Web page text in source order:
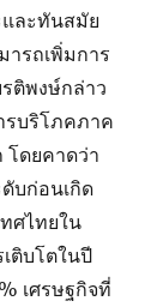
และทันสมัย
ารถเพิ่มการ
ติพงษ์กล่าว
รบริโภคภาค
โดยคาดว่า
บก่อนเกิด
ศไทยใน
ติบโตในปี
เศรษฐกิจที่